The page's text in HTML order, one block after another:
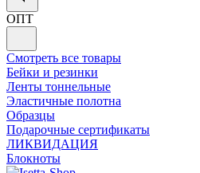
ОПТ
Смотреть все товары
Бейки и резинки
Ленты тоннельные
Эластичные полотна
Образцы
Подарочные сертификаты
ЛИКВИДАЦИЯ
Блокноты